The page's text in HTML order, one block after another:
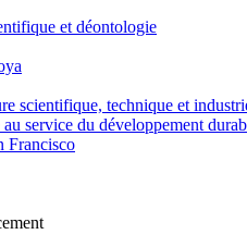
et déontologie
scientifique, technique et
service du développement
Francisco